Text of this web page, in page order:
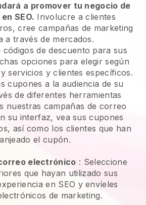
a promover tu negocio de
SEO. Involucre a clientes
cree campañas de marketing
a través de mercados.
códigos de descuento para sus
opciones para elegir según
servicios y clientes específicos.
cupones a la audiencia de su
de diferentes herramientas
nuestras campañas de correo
su interfaz, vea sus cupones
así como los clientes que han
el cupón.
electrónico : Seleccione
que hayan utilizado sus
en SEO y envíeles
de marketing.